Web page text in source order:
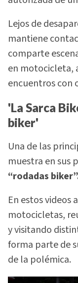
Lejos de
mantiene
comparte
en motocicleta,
encuentros con
'La Sarca
biker'
Una de las
muestra en sus
“rodadas
En estos videos
motocicletas,
y visitando
forma parte de
de la polémica.